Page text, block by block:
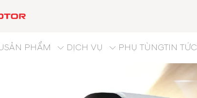
SẢN PHẨM DỊCH VỤ PHỤ TÙNGTIN TỨC